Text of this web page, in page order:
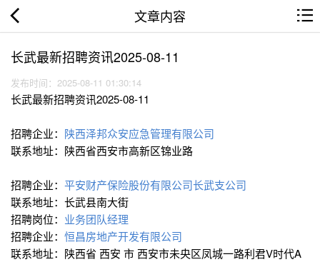
文章内容
长武最新招聘资讯2025-08-11
发布时间：2025-08-11 01:30:14
长武最新招聘资讯2025-08-11
招聘企业： 陕西泽邦众安应急管理有限公司
联系地址：陕西省西安市高新区锦业路
招聘企业： 平安财产保险股份有限公司长武支公司
联系地址：长武县南大街
招聘岗位： 业务团队经理
招聘企业： 恒昌房地产开发有限公司
联系地址：陕西省 西安 市 西安市未央区凤城一路利君V时代A